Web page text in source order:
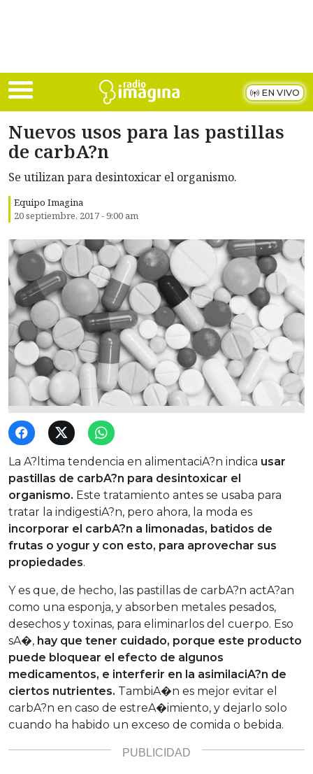
EN VIVO
Nuevos usos para las pastillas
de carbA?n
Se utilizan para desintoxicar el organismo.
Equipo Imagina
20 septiembre, 2017 - 9:00 am
La A?ltima tendencia en alimentaciA?n indica usar
pastillas de carbA?n para desintoxicar el
organismo. Este tratamiento antes se usaba para
tratar la indigestiA?n, pero ahora, la moda es
incorporar el carbA?n a limonadas, batidos de
frutas o yogur y con esto, para aprovechar sus
propiedades.
Y es que, de hecho, las pastillas de carbA?n actA?an
como una esponja, y absorben metales pesados,
desechos y toxinas, para eliminarlos del cuerpo. Eso
sA�, hay que tener cuidado, porque este producto
puede bloquear el efecto de algunos
medicamentos, e interferir en la asimilaciA?n de
ciertos nutrientes. TambiA�n es mejor evitar el
carbA?n en caso de estreA�imiento, y dejarlo solo
cuando ha habido un exceso de comida o bebida.